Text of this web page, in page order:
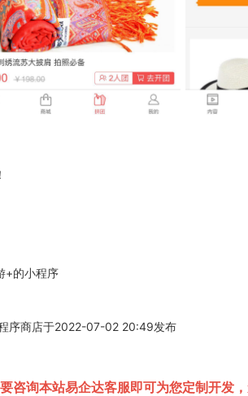
+的小程序
序商店于2022-07-02 20:49发布
询本站易企达客服即可为您定制开发，